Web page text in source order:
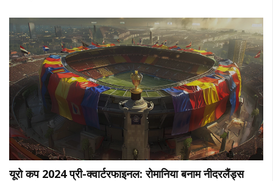
यूरो कप 2024 प्री-क्वार्टरफाइनल: रोमानिया बनाम नीदरलैंड्स